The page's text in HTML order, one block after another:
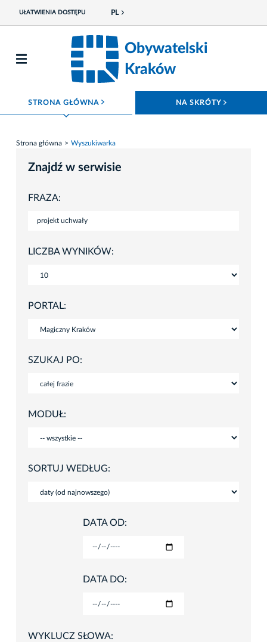
UŁATWIENIA DOSTĘPU PL
Obywatelski
Kraków
STRONA GŁÓWNA ROZWIŃ MENU NA SKRÓTY
Strona główna Wyszukiwarka
Znajdź w serwisie
FRAZA:
LICZBA WYNIKÓW:
PORTAL:
SZUKAJ PO:
MODUŁ:
SORTUJ WEDŁUG:
DATA OD:
DATA DO:
WYKLUCZ SŁOWA: